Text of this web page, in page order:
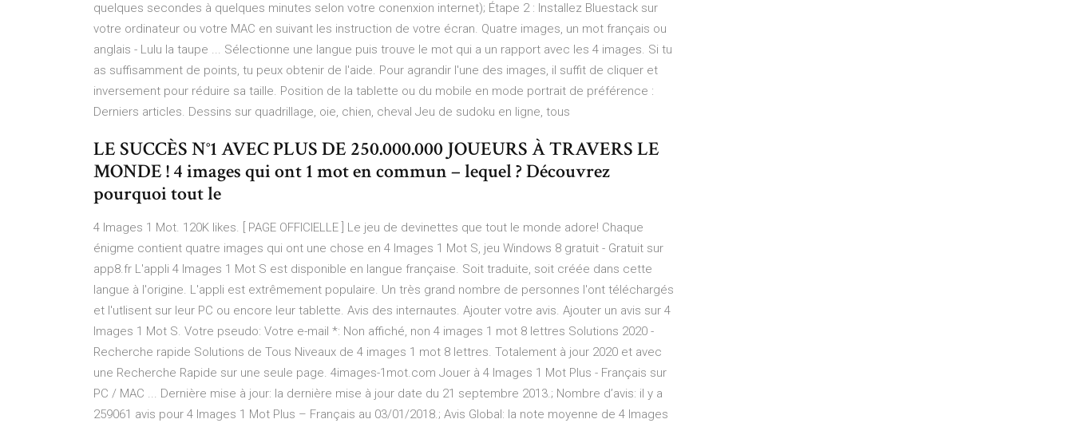
quelques secondes à quelques minutes selon votre conenxion internet); Étape 2 : Installez Bluestack sur
votre ordinateur ou votre MAC en suivant les instruction de votre écran. Quatre images, un mot français ou
anglais - Lulu la taupe ... Sélectionne une langue puis trouve le mot qui a un rapport avec les 4 images. Si tu
as suffisamment de points, tu peux obtenir de l'aide. Pour agrandir l'une des images, il suffit de cliquer et
inversement pour réduire sa taille. Position de la tablette ou du mobile en mode portrait de préférence :
Derniers articles. Dessins sur quadrillage, oie, chien, cheval Jeu de sudoku en ligne, tous
LE SUCCÈS N°1 AVEC PLUS DE 250.000.000 JOUEURS À TRAVERS LE
MONDE ! 4 images qui ont 1 mot en commun – lequel ? Découvrez
pourquoi tout le
4 Images 1 Mot. 120K likes. [ PAGE OFFICIELLE ] Le jeu de devinettes que tout le monde adore! Chaque
énigme contient quatre images qui ont une chose en 4 Images 1 Mot S, jeu Windows 8 gratuit - Gratuit sur
app8.fr L'appli 4 Images 1 Mot S est disponible en langue française. Soit traduite, soit créée dans cette
langue à l'origine. L'appli est extrêmement populaire. Un très grand nombre de personnes l'ont téléchargés
et l'utlisent sur leur PC ou encore leur tablette. Avis des internautes. Ajouter votre avis. Ajouter un avis sur 4
Images 1 Mot S. Votre pseudo: Votre e-mail *: Non affiché, non 4 images 1 mot 8 lettres Solutions 2020 -
Recherche rapide Solutions de Tous Niveaux de 4 images 1 mot 8 lettres. Totalement à jour 2020 et avec
une Recherche Rapide sur une seule page. 4images-1mot.com Jouer à 4 Images 1 Mot Plus - Français sur
PC / MAC ... Dernière mise à jour: la dernière mise à jour date du 21 septembre 2013.; Nombre d’avis: il y a
259061 avis pour 4 Images 1 Mot Plus – Français au 03/01/2018.; Avis Global: la note moyenne de 4 Images